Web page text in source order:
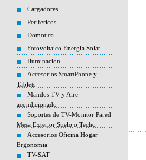
Cargadores
Perifericos
Domotica
Fotovoltaico Energia Solar
Iluminacion
Accesorios SmartPhone y
Tablets
Mandos TV y Aire
acondicionado
Soportes de TV-Monitor Pared
Mesa Exterior Suelo o Techo
Accesorios Oficina Hogar
Ergonomia
TV-SAT